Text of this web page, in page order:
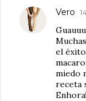
Vero
el
miedo
receta